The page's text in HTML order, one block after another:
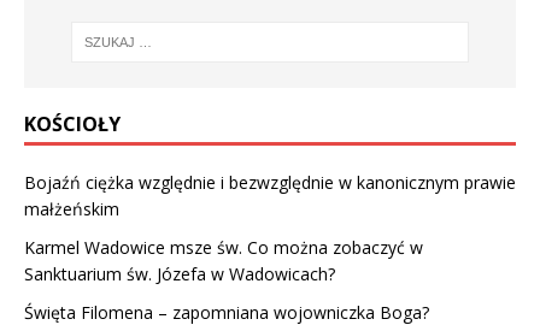
KOŚCIOŁY
Bojaźń ciężka względnie i bezwzględnie w kanonicznym prawie
małżeńskim
Karmel Wadowice msze św. Co można zobaczyć w
Sanktuarium św. Józefa w Wadowicach?
Święta Filomena – zapomniana wojowniczka Boga?